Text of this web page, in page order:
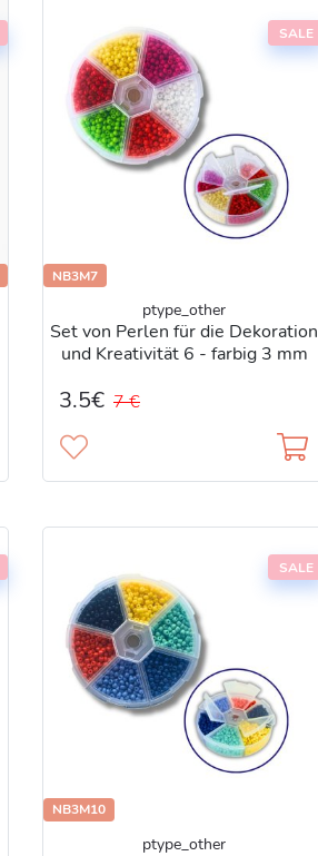
SALE
NB3M7
ptype_other
Set von Perlen für die Dekoration
und Kreativität 6 - farbig 3 mm
3.5€ 7 €
SALE
NB3M10
ptype_other